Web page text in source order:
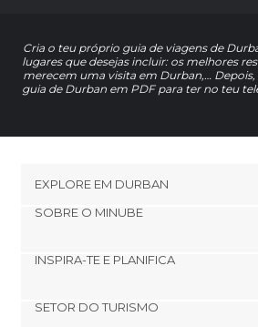
Cria o teu próprio guia de viagens de
lugares que desejas incluir: os melhores
merecem uma visita em Durban,…
guia de Durban em PDF para ter no teu
EXPLORE EM DURBAN
Parque temático uShaka Marine World
SOBRE O MINUBE
Cookies
INSPIRA-TE E PLANIFICA
footer@item_discovertips_anchor
SETOR DO TURISMO